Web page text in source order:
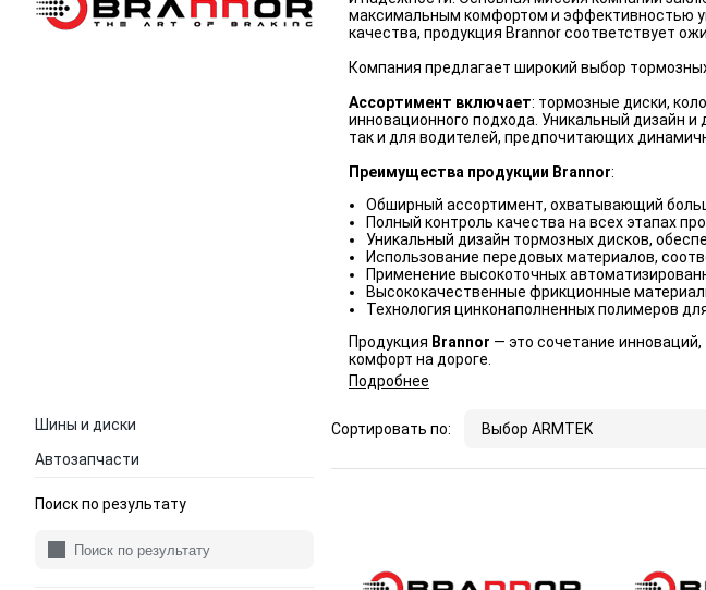
максимальным комфортом и эффективностью
качества, продукция Brannor соответствует
Компания предлагает широкий выбор
Ассортимент включает: тормозные диски,
инновационного подхода. Уникальный дизайн
так и для водителей, предпочитающих
Преимущества продукции Brannor:
Обширный ассортимент, охватывающий
Полный контроль качества на всех этапах
Уникальный дизайн тормозных дисков,
Использование передовых материалов,
Применение высокоточных
Высококачественные фрикционные
Технология цинконаполненных полимеров
Продукция Brannor — это сочетание
комфорт на дороге.
Подробнее
Шины и диски
Автозапчасти
Поиск по результату
Сортировать по: Выбор ARMTEK